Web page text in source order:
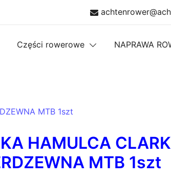
Części rowerowe NAPRAWA
MTB 1szt
HAMULCA
MTB 1szt